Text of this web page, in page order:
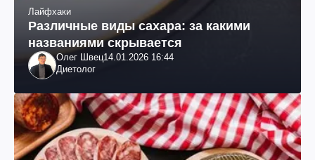
Лайфхаки
Различные виды сахара: за какими
названиями скрывается
Олег Швец14.01.2026 16:44
Диетолог